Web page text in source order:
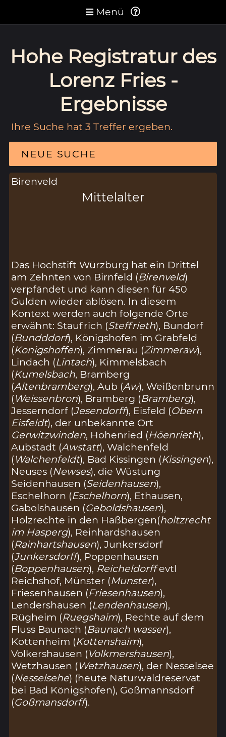
Menü
Hohe Registratur des
Lorenz Fries -
Ergebnisse
Ihre Suche hat 3 Treffer ergeben.
NEUE SUCHE
Birenveld
Mittelalter
Das Hochstift Würzburg hat ein Drittel
am Zehnten von Birnfeld (Birenveld)
verpfändet und kann diesen für 450
Gulden wieder ablösen. In diesem
Kontext werden auch folgende Orte
erwähnt: Staufrich (Steffrieth), Bundorf
(Bundddorf), Königshofen im Grabfeld
(Konigshoffen), Zimmerau (Zimmeraw),
Lindach (Lintach), Kimmelsbach
(Kumelsbach, Bramberg
(Altenbramberg), Aub (Aw), Weißenbrunn
(Weissenbron), Bramberg (Bramberg),
Jesserndorf (Jesendorff), Eisfeld (Obern
Eisfeldt), der unbekannte Ort
Gerwitzwinden, Hohenried (Höenrieth),
Aubstadt (Awstatt), Walchenfeld
(Walchenfeldt), Bad Kissingen (Kissingen),
Neuses (Newses), die Wüstung
Seidenhausen (Seidenhausen),
Eschelhorn (Eschelhorn), Ethausen,
Gabolshausen (Geboldshausen),
Holzrechte in den Haßbergen(holtzrecht
im Hasperg), Reinhardshausen
(Rainhartshausen), Junkersdorf
(Junkersdorff), Poppenhausen
(Boppenhausen), Reicheldorffevtl
Reichshof, Münster (Munster),
Friesenhausen (Friesenhausen),
Lendershausen (Lendenhausen),
Rügheim (Ruegshaim), Rechte auf dem
Fluss Baunach (Baunach wasser),
Kottenheim (Kottenshaim),
Volkershausen (Volkmershausen),
Wetzhausen (Wetzhausen), der Nesselsee
(Nesselsehe) (heute Naturwaldreservat
bei Bad Königshofen), Goßmannsdorf
(Goßmansdorff).